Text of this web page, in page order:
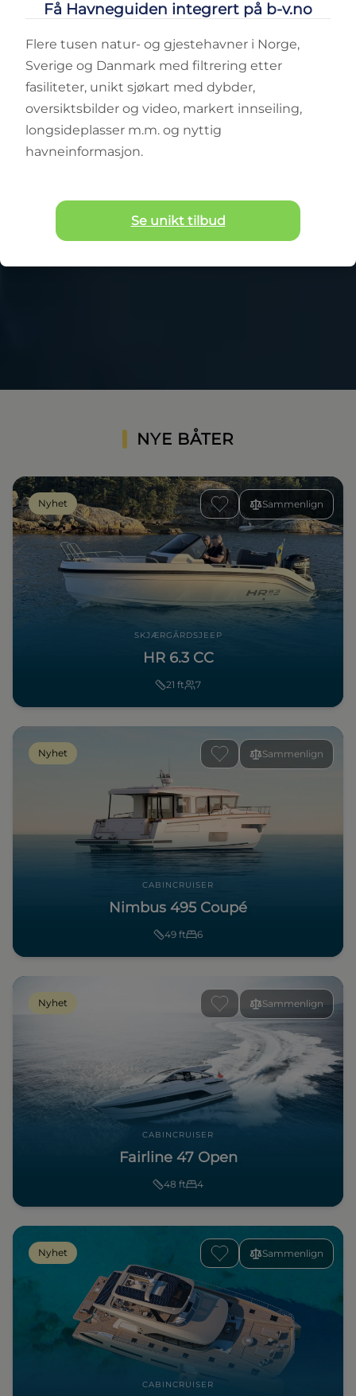
NYE BÅTER
Sammenlign
Nyhet
SKJÆRGÅRDSJEEP
HR 6.3 CC
21 ft 7
Sammenlign
Nyhet
CABINCRUISER
Nimbus 495 Coupé
49 ft 6
Sammenlign
Nyhet
CABINCRUISER
Fairline 47 Open
48 ft 4
Sammenlign
Nyhet
CABINCRUISER
Få Havneguiden integrert på b-v.no
Flere tusen natur- og gjestehavner i Norge,
Sverige og Danmark med filtrering etter
fasiliteter, unikt sjøkart med dybder,
oversiktsbilder og video, markert innseiling,
longsideplasser m.m. og nyttig
havneinformasjon.
Se unikt tilbud